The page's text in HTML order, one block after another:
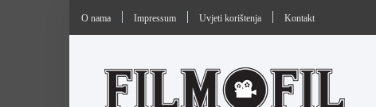
O nama Impressum Uvjeti korištenja Kontakt